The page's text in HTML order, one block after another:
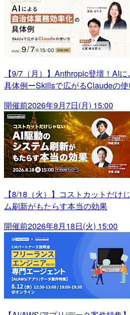
【9/7（月）】Anthropic登壇！AI
具体例ーSkillsで広がるClaudeの
開催前2026年9月7日(月) 15:00
【8/18（火）】コストカットだけ
ム刷新がもたらす本当の効果
開催前2026年8月18日(火) 15:00